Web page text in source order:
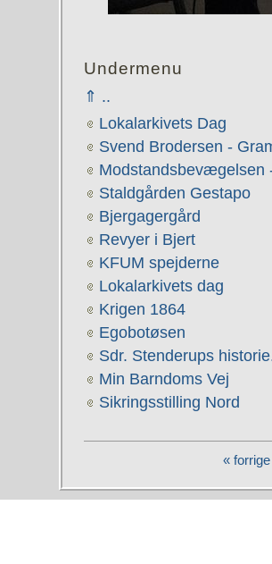
Undermenu
⇑ ..
Lokalarkivets Dag
Svend Brodersen -
Modstandsbevægelsen
Staldgården Gestapo
Bjergagergård
Revyer i Bjert
KFUM spejderne
Lokalarkivets dag
Krigen 1864
Egobotøsen
Sdr. Stenderups
Min Barndoms Vej
Sikringsstilling Nord
« forrige